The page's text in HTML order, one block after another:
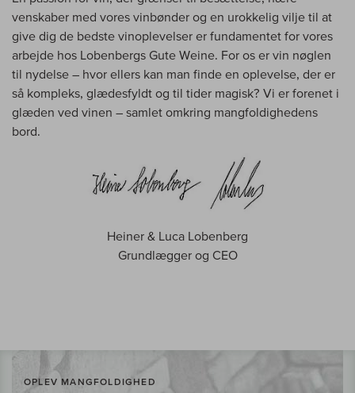
venskaber med vores vinbønder og en urokkelig vilje til at
give dig de bedste vinoplevelser er fundamentet for vores
arbejde hos Lobenbergs Gute Weine. For os er vin nøglen
til nydelse – hvor ellers kan man finde en oplevelse, der er
så kompleks, glædesfyldt og til tider magisk? Vi er forenet i
glæden ved vinen – samlet omkring mangfoldighedens
bord.
Heiner & Luca Lobenberg
Grundlægger og CEO
OPLEV MANGFOLDIGHED